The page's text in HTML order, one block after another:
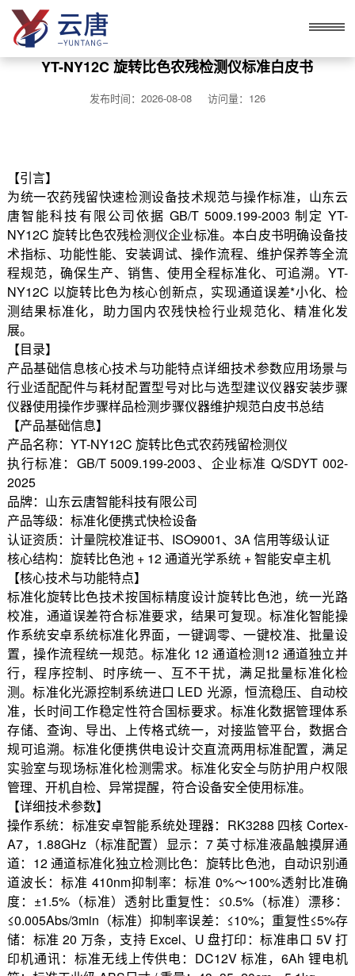
YT-NY12C 旋转比色农残检测仪标准白皮书
发布时间：2026-08-08 访问量：126
【引言】
为统一农药残留快速检测设备技术规范与操作标准，山东云
唐智能科技有限公司依据 GB/T 5009.199-2003 制定 YT-
NY12C 旋转比色农残检测仪企业标准。本白皮书明确设备技
术指标、功能性能、安装调试、操作流程、维护保养等全流
程规范，确保生产、销售、使用全程标准化、可追溯。YT-
NY12C 以旋转比色为核心创新点，实现通道误差*小化、检
测结果标准化，助力国内农残快检行业规范化、精准化发
展。
【目录】
产品基础信息核心技术与功能特点详细技术参数应用场景与
行业适配配件与耗材配置型号对比与选型建议仪器安装步骤
仪器使用操作步骤样品检测步骤仪器维护规范白皮书总结
【产品基础信息】
产品名称：YT-NY12C 旋转比色式农药残留检测仪
执行标准：GB/T 5009.199-2003、企业标准 Q/SDYT 002-
2025
品牌：山东云唐智能科技有限公司
产品等级：标准化便携式快检设备
认证资质：计量院校准证书、ISO9001、3A 信用等级认证
核心结构：旋转比色池 + 12 通道光学系统 + 智能安卓主机
【核心技术与功能特点】
标准化旋转比色技术按国标精度设计旋转比色池，统一光路
校准，通道误差符合标准要求，结果可复现。标准化智能操
作系统安卓系统标准化界面，一键调零、一键校准、批量设
置，操作流程统一规范。标准化 12 通道检测12 通道独立并
行，程序控制、时序统一、互不干扰，满足批量标准化检
测。标准化光源控制系统进口 LED 光源，恒流稳压、自动校
准，长时间工作稳定性符合国标要求。标准化数据管理体系
存储、查询、导出、上传格式统一，对接监管平台，数据合
规可追溯。标准化便携供电设计交直流两用标准配置，满足
实验室与现场标准化检测需求。标准化安全与防护用户权限
管理、开机自检、异常提醒，符合设备安全使用标准。
【详细技术参数】
操作系统：标准安卓智能系统处理器：RK3288 四核 Cortex-
A7，1.88GHz（标准配置）显示：7 英寸标准液晶触摸屏通
道：12 通道标准化独立检测比色：旋转比色池，自动识别通
道波长：标准 410nm抑制率：标准 0%～100%透射比准确
度：±1.5%（标准）透射比重复性：≤0.5%（标准）漂移：
≤0.005Abs/3min（标准）抑制率误差：≤10%；重复性≤5%存
储：标准 20 万条，支持 Excel、U 盘打印：标准串口 5V 打
印机通讯：标准无线上传供电：DC12V 标准，6Ah 锂电机